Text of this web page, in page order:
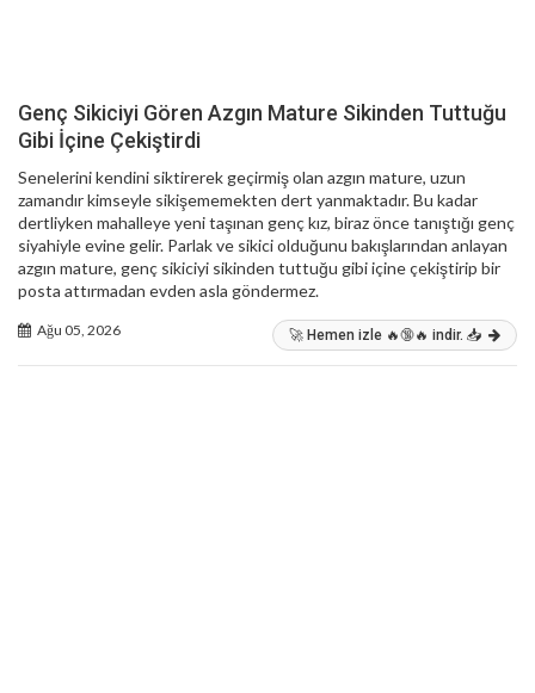
Genç Sikiciyi Gören Azgın Mature Sikinden Tuttuğu
Gibi İçine Çekiştirdi
Senelerini kendini siktirerek geçirmiş olan azgın mature, uzun
zamandır kimseyle sikişememekten dert yanmaktadır. Bu kadar
dertliyken mahalleye yeni taşınan genç kız, biraz önce tanıştığı genç
siyahiyle evine gelir. Parlak ve sikici olduğunu bakışlarından anlayan
azgın mature, genç sikiciyi sikinden tuttuğu gibi içine çekiştirip bir
posta attırmadan evden asla göndermez.
Ağu 05, 2026 🚀 Hemen izle 🔥🔞🔥 indir. 📥